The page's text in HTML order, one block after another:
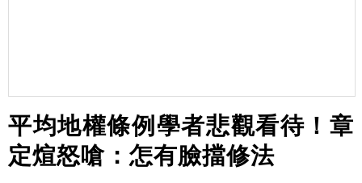
平均地權條例學者悲觀看待！章
定煊怒嗆：怎有臉擋修法